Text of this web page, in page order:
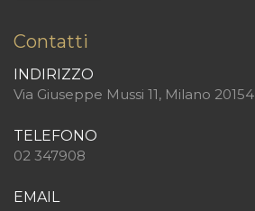
Contatti
INDIRIZZO
Via Giuseppe Mussi 11, Milano 20154
TELEFONO
02 347908
EMAIL